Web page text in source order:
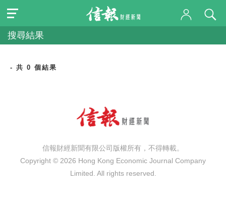
搜尋結果
- 共 0 個結果
信報財經新聞有限公司版權所有，不得轉載。
Copyright © 2026 Hong Kong Economic Journal Company
Limited. All rights reserved.